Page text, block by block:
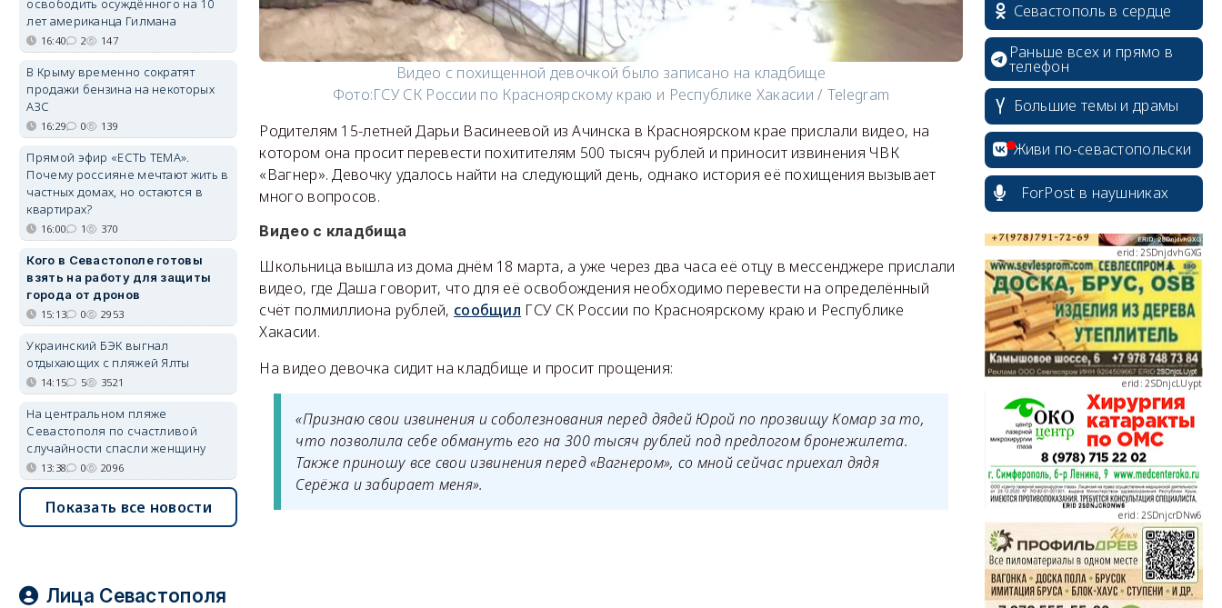
Видео с похищенной девочкой было записано на кладбище
Фото:ГСУ СК России по Красноярскому краю и Республике Хакасии / Telegram
Родителям 15-летней Дарьи Васинеевой из Ачинска в Красноярском крае прислали видео, на
котором она просит перевести похитителям 500 тысяч рублей и приносит извинения ЧВК
«Вагнер». Девочку удалось найти на следующий день, однако история её похищения вызывает
много вопросов.
Видео с кладбища
Школьница вышла из дома днём 18 марта, а уже через два часа её отцу в мессенджере прислали
видео, где Даша говорит, что для её освобождения необходимо перевести на определённый
счёт полмиллиона рублей, сообщил ГСУ СК России по Красноярскому краю и Республике
Хакасии.
На видео девочка сидит на кладбище и просит прощения:
«Признаю свои извинения и соболезнования перед дядей Юрой по прозвищу Комар за то,
что позволила себе обмануть его на 300 тысяч рублей под предлогом бронежилета.
Также приношу все свои извинения перед «Вагнером», со мной сейчас приехал дядя
Серёжа и забирает меня».
освободить осуждённого на 10
лет американца Гилмана
16:40 2 147
В Крыму временно сократят
продажи бензина на некоторых
АЗС
16:29 0 139
Прямой эфир «ЕСТЬ ТЕМА».
Почему россияне мечтают жить в
частных домах, но остаются в
квартирах?
16:00 1 370
Кого в Севастополе готовы
взять на работу для защиты
города от дронов
15:13 0 2953
Украинский БЭК выгнал
отдыхающих с пляжей Ялты
14:15 5 3521
На центральном пляже
Севастополя по счастливой
случайности спасли женщину
13:38 0 2096
Показать все новости
Лица Севастополя
Севастополь в сердце
Раньше всех и прямо в
телефон
Большие темы и драмы
Живи по-севастопольски
ForPost в наушниках
erid: 2SDnjdPjgYS
erid: 2SDnjcLUypt
erid: 2SDnjcrDNw6